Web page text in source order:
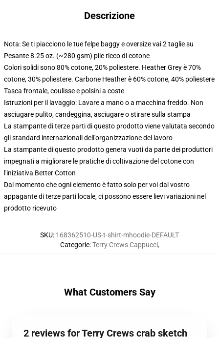
Descrizione
Nota: Se ti piacciono le tue felpe baggy e oversize vai 2 taglie su
Pesante 8.25 oz. (~280 gsm) pile ricco di cotone
Colori solidi sono 80% cotone, 20% poliestere. Heather Grey è 70%
cotone, 30% poliestere. Carbone Heather è 60% cotone, 40% poliestere
Tasca frontale, coulisse e polsini a coste
Istruzioni per il lavaggio: Lavare a mano o a macchina freddo. Non
asciugare pulito, candeggina, asciugare o stirare sulla stampa
La stampante di terze parti di questo prodotto viene valutata secondo
gli standard internazionali dell'organizzazione del lavoro
La stampante di questo prodotto genera vuoti da parte dei produttori
impegnati a migliorare le pratiche di coltivazione del cotone con
l'iniziativa Better Cotton
Dal momento che ogni elemento è fatto solo per voi dal vostro
appagante di terze parti locale, ci possono essere lievi variazioni nel
prodotto ricevuto
SKU: 168362510-US-t-shirt-mhoodie-DEFAULT
Categorie:Terry Crews Cappucci,
What Customers Say
2 reviews for Terry Crews crab sketch